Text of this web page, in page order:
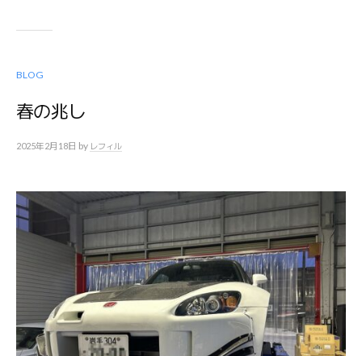
BLOG
春の兆し
2025年2月18日 by レフィル